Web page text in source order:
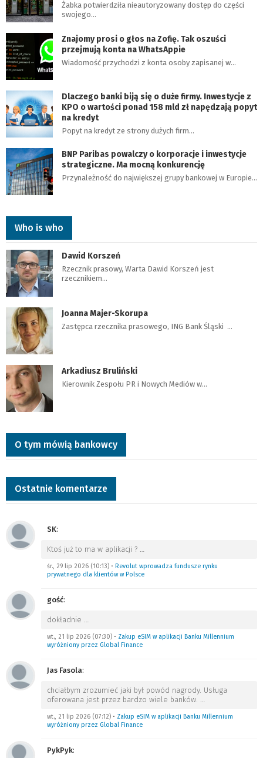
Żabka potwierdziła nieautoryzowany dostęp do części
swojego…
Znajomy prosi o głos na Zofię. Tak oszuści
przejmują konta na WhatsAppie
Wiadomość przychodzi z konta osoby zapisanej w…
Dlaczego banki biją się o duże firmy. Inwestycje z
KPO o wartości ponad 158 mld zł napędzają popyt
na kredyt
Popyt na kredyt ze strony dużych firm…
BNP Paribas powalczy o korporacje i inwestycje
strategiczne. Ma mocną konkurencję
Przynależność do największej grupy bankowej w Europie…
Who is who
Dawid Korszeń
Rzecznik prasowy, Warta Dawid Korszeń jest
rzecznikiem…
Joanna Majer-Skorupa
Zastępca rzecznika prasowego, ING Bank Śląski …
Arkadiusz Bruliński
Kierownik Zespołu PR i Nowych Mediów w…
O tym mówią bankowcy
Ostatnie komentarze
SK:
Ktoś już to ma w aplikacji ? …
śr., 29 lip 2026 (10:13) • Revolut wprowadza fundusze rynku
prywatnego dla klientów w Polsce
gość:
dokładnie …
wt., 21 lip 2026 (07:30) • Zakup eSIM w aplikacji Banku Millennium
wyróżniony przez Global Finance
Jas Fasola:
chciałbym zrozumieć jaki był powód nagrody. Usługa
oferowana jest przez bardzo wiele banków. …
wt., 21 lip 2026 (07:12) • Zakup eSIM w aplikacji Banku Millennium
wyróżniony przez Global Finance
PykPyk: